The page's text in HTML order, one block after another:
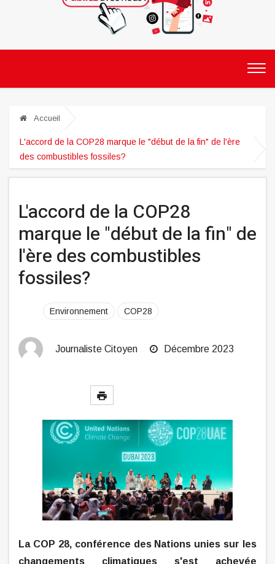
Accueil
L'accord de la COP28 marque le "début de la fin" de l'ère
des combustibles fossiles?
L'accord de la COP28
marque le "début de la fin" de
l'ère des combustibles
fossiles?
Environnement COP28
Journaliste Citoyen Décembre 2023
La COP 28, conférence des Nations unies sur les
changements climatiques s'est achevée